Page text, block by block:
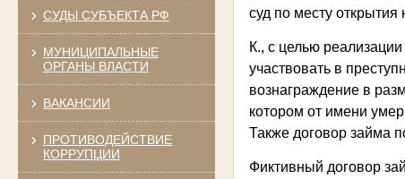
СУДЫ СУБЪЕКТА РФ
МУНИЦИПАЛЬНЫЕ
ОРГАНЫ ВЛАСТИ
ВАКАНСИИ
ПРОТИВОДЕЙСТВИЕ
КОРРУПЦИИ
суд по месту
К., с целью
участвовать в
вознаграждение в
котором от имени
Также договор займа
Фиктивный договор